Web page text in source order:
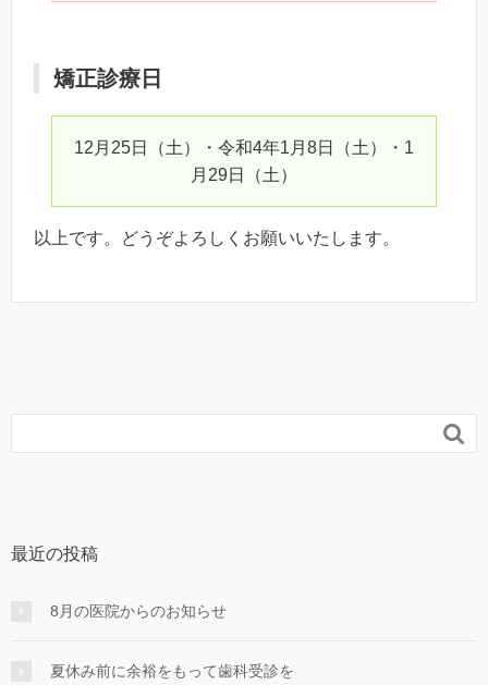
矯正診療日
12月25日（土）・令和4年1月8日（土）・1
月29日（土）
以上です。どうぞよろしくお願いいたします。

最近の投稿
8月の医院からのお知らせ
夏休み前に余裕をもって歯科受診を